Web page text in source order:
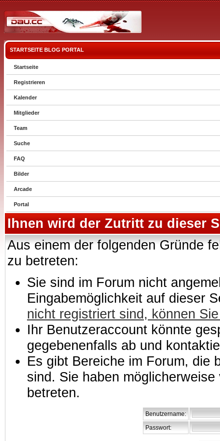
STARTSEITE BLOG PORTAL
Startseite
Registrieren
Kalender
Mitglieder
Team
Suche
FAQ
Bilder
Arcade
Portal
Ihnen wird der Zutritt zu dieser
Aus einem der folgenden Gründe
zu betreten:
Sie sind im Forum nicht
Eingabemöglichkeit auf dieser
nicht registriert sind, können
Ihr Benutzeraccount könnte
gegebenenfalls ab und
Es gibt Bereiche im Forum, die
sind. Sie haben
betreten.
Benutzername:
Passwort: